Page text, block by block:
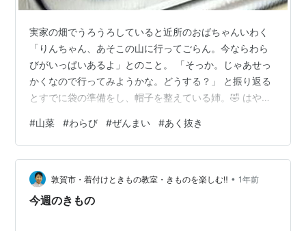
実家の畑でうろうろしていると近所のおばちゃんいわく
「りんちゃん、あそこの山に行ってごらん。今ならわら
びがいっぱいあるよ」とのこと。 「そっか。じゃあせっ
かくなので行ってみようかな。どうする？」 と振り返る
とすでに袋の準備をし、帽子を整えている姉。🤣 はや
トボトル(2リットル)くらいの太さの大きな蛇に遭遇しま
したがなんとか帰還しました。 ただ…… ●杖にしようと
思って手を伸ばしたら蛇だった ●園芸作業用のショート
ブーツで山道は滑る …ことから、 ●むやみに手を伸ばし
てはいけない ●滑らない長靴がよさそう と反省しまし
#山菜 #わらび #ぜんまい #あく抜き
敦賀市・着付けときもの教室・きものを楽しむ‼ • 1年前
今週のきもの